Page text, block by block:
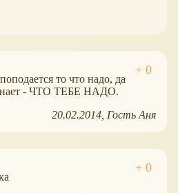
то что надо, да
- ЧТО ТЕБЕ НАДО.
20.02.2014 Гость Аня